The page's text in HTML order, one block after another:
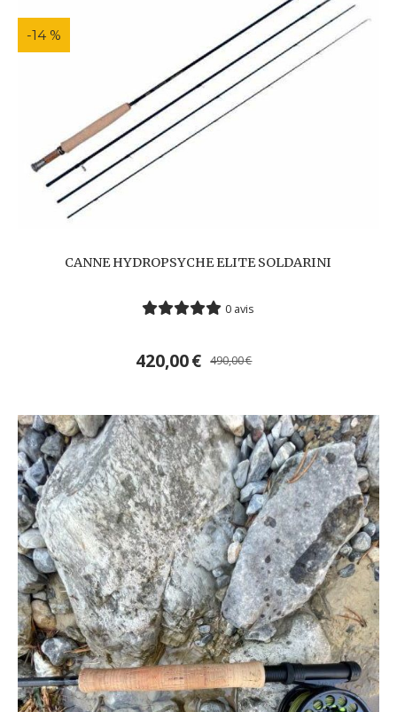
-14 %
CANNE HYDROPSYCHE ELITE SOLDARINI
0 avis
420,00€ 490,00€